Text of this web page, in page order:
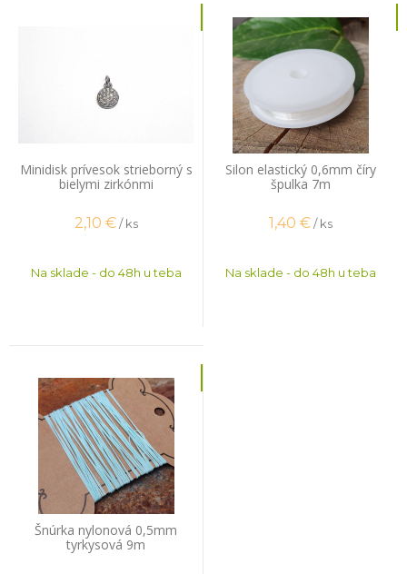
Minidisk prívesok strieborný s
bielymi zirkónmi
2,10 € / ks
Na sklade - do 48h u teba
Silon elastický 0,6mm číry
špulka 7m
1,40 €/ ks
Na sklade - do 48h u teba
Šnúrka nylonová 0,5mm
tyrkysová 9m